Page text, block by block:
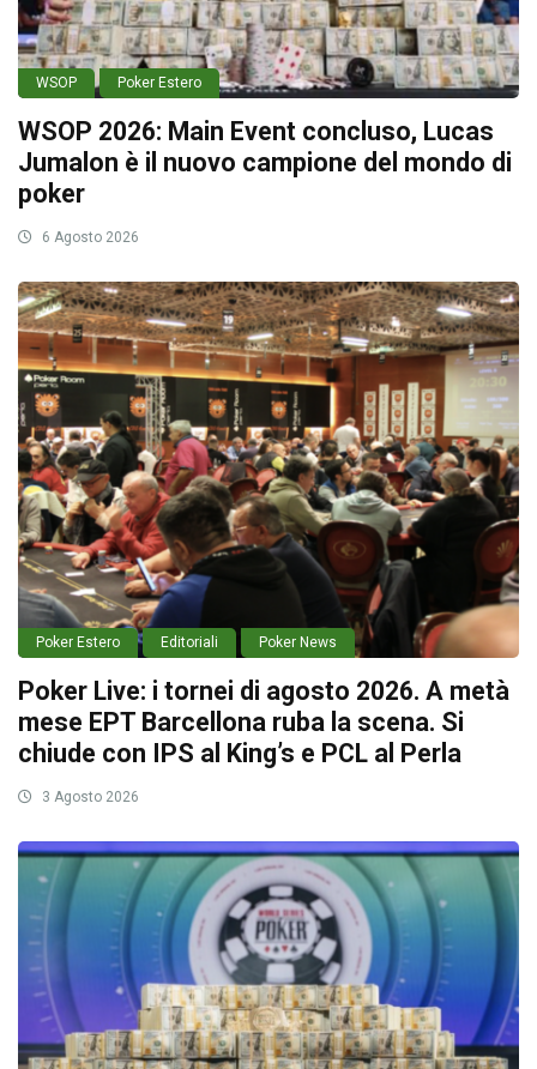
WSOP Poker Estero
WSOP 2026: Main Event concluso, Lucas
Jumalon è il nuovo campione del mondo di
poker
6 Agosto 2026
Poker Estero Editoriali Poker News
Poker Live: i tornei di agosto 2026. A metà
mese EPT Barcellona ruba la scena. Si
chiude con IPS al King’s e PCL al Perla
3 Agosto 2026